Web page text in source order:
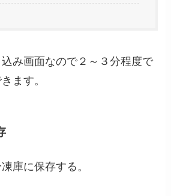
み画面なので２～３分程度で
ます。
庫に保存する。